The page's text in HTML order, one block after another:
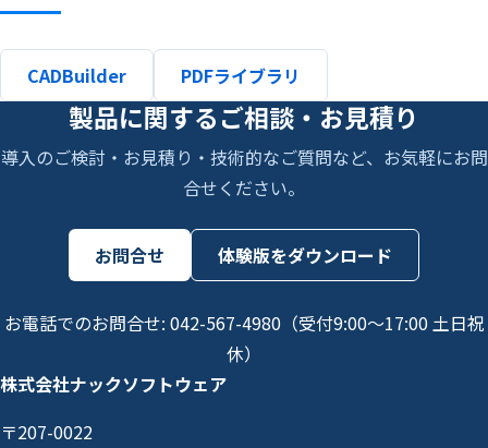
CADBuilder PDFライブラリ
製品に関するご相談・お見積り
導入のご検討・お見積り・技術的なご質問など、お気軽にお問
合せください。
お問合せ 体験版をダウンロード
お電話でのお問合せ: 042-567-4980（受付9:00〜17:00 土日祝
休）
株式会社ナックソフトウェア
〒207-0022